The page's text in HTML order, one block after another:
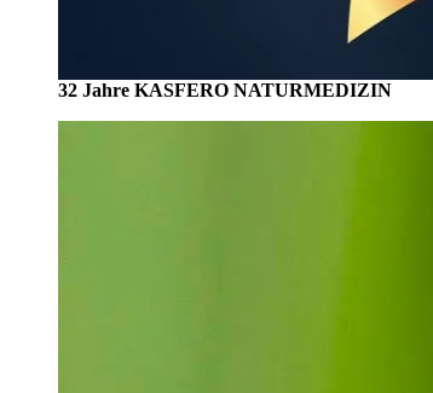
32 Jahre KASFERO NATURMEDIZIN